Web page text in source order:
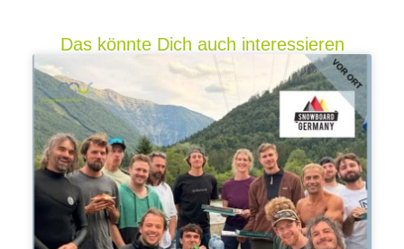
Das könnte Dich auch interessieren